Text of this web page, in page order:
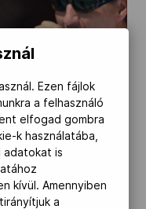
Ezen fájlok
a felhasználó
elfogad gombra
k használatába,
adatokat is
kívül. Amennyiben
a